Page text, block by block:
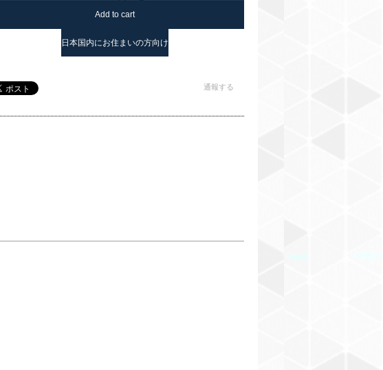
Add to cart
日本国内にお住まいの方向け
通報する